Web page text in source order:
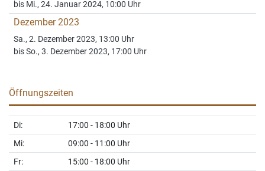
bis Mi., 24. Januar 2024, 10:00 Uhr
Dezember 2023
Sa., 2. Dezember 2023, 13:00 Uhr
bis So., 3. Dezember 2023, 17:00 Uhr
Öffnungszeiten
Di: 17:00 - 18:00 Uhr
Mi: 09:00 - 11:00 Uhr
Fr: 15:00 - 18:00 Uhr